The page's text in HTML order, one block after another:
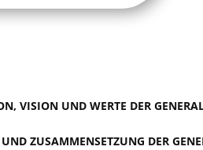
VISION UND WERTE DER
ZUSAMMENSETZUNG DER